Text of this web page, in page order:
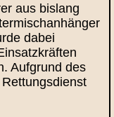
aus bislang
dabei
Aufgrund des